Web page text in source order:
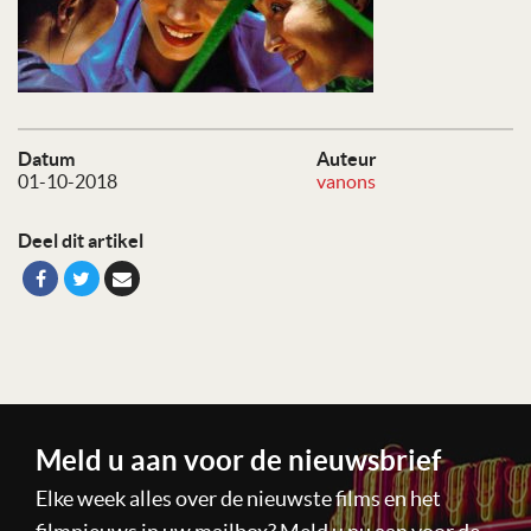
Datum
01-10-2018
Auteur
vanons
Deel dit artikel
Meld u aan voor de nieuwsbrief
Elke week alles over de nieuwste films en het